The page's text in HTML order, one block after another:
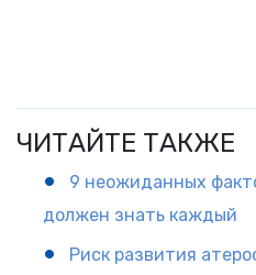
ЧИТАЙТЕ ТАКЖЕ
9 неожиданных
должен знать каждый
Риск развития